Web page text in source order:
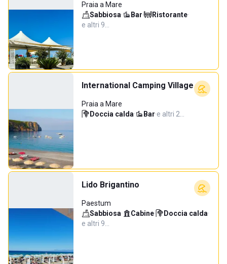
Praia a Mare
Sabbiosa· Bar· Ristorante·
e altri 9…
International Camping Village
Praia a Mare
Doccia calda· Bar·e altri 2…
Lido Brigantino
Paestum
Sabbiosa· Cabine· Doccia calda·
e altri 9…